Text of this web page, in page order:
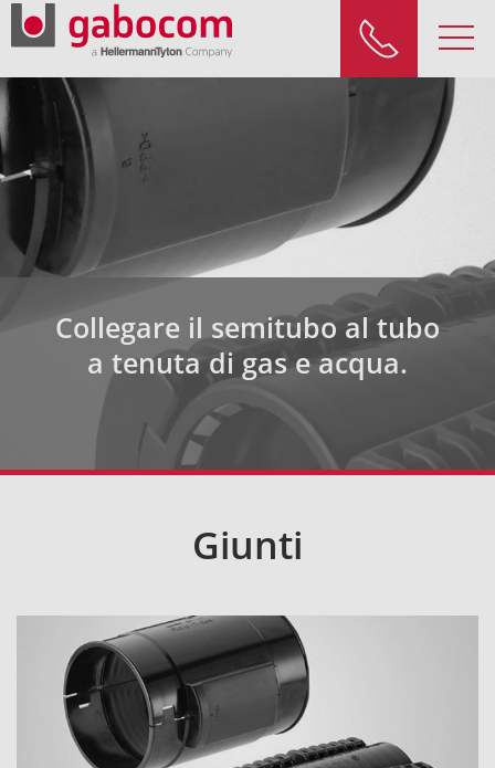
Collegare il semitubo al tubo
a tenuta di gas e acqua.
Giunti